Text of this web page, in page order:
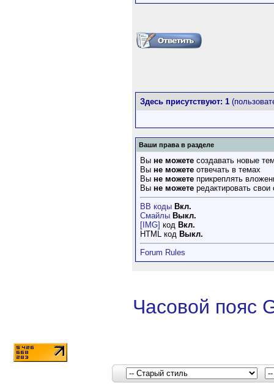
Здесь присутствуют: 1
Ваши права в разделе
Вы не можете создавать новые
Вы не можете отвечать в темах
Вы не можете прикреплять
Вы не можете редактировать
BB коды Вкл.
Смайлы Выкл.
[IMG] код Вкл.
HTML код Выкл.
Forum Rules
Часовой пояс